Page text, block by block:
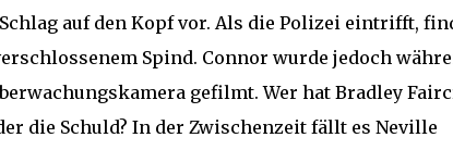
auf den Kopf vor. Als die Polizei eintrifft,
Spind. Connor wurde jedoch
gefilmt. Wer hat Bradley
die Schuld? In der Zwischenzeit fällt es Neville